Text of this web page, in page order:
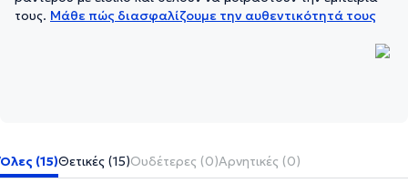
τους. Μάθε πώς διασφαλίζουμε την αυθεντικότητά τους
Όλες (15)Θετικές (15)Ουδέτερες (0)Αρνητικές (0)